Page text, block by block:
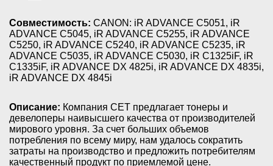
Совместимость: CANON: iR ADVANCE C5051, iR
ADVANCE C5045, iR ADVANCE C5255, iR ADVANCE
C5250, iR ADVANCE C5240, iR ADVANCE C5235, iR
ADVANCE C5035, iR ADVANCE C5030, iR C1325iF, iR
C1335iF, iR ADVANCE DX 4825i, iR ADVANCE DX 4835i,
iR ADVANCE DX 4845i
Описание: Компания CET предлагает тонеры и
девелоперы наивысшего качества от производителей
мирового уровня. За счет больших объемов
потребления по всему миру, нам удалось сократить
затраты на производство и предложить потребителям
качественный продукт по приемлемой цене.